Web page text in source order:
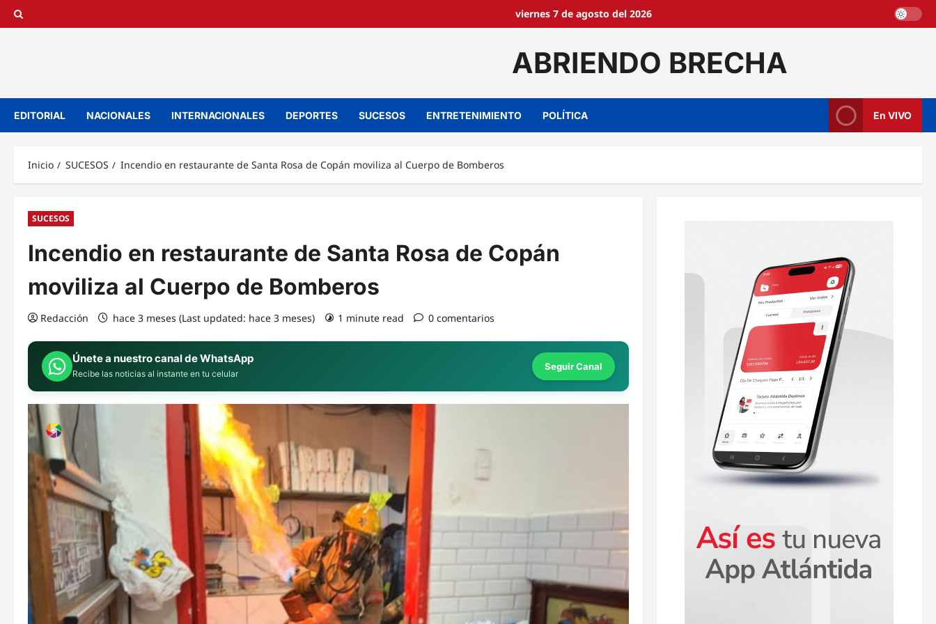
Saltar
viernes 7 de agosto del 2026
ABRIENDO BRECHA
EDITORIAL NACIONALES INTERNACIONALES DEPORTES SUCESOS ENTRETENIMIENTO POLÍTICA En VIVO
Inicio SUCESOS Incendio en restaurante de Santa Rosa de Copán moviliza al Cuerpo de Bomberos
SUCESOS
Incendio en restaurante de Santa Rosa de Copán
moviliza al Cuerpo de Bomberos
Redacción hace 3 meses (Last updated: hace 3 meses) 1 minute read 0 comentarios
Únete a nuestro canal de WhatsApp
Recibe las noticias al instante en tu celular
Seguir Canal